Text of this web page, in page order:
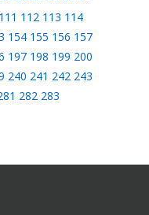
111 112 113 114
154 155 156 157
197 198 199 200
240 241 242 243
282 283